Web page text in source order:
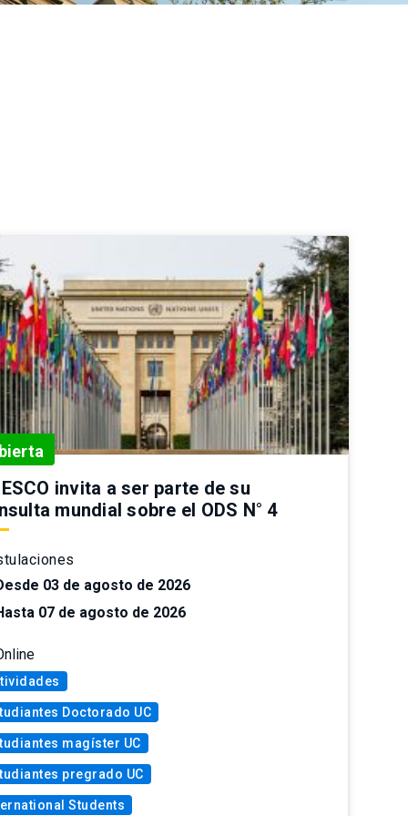
invita a ser parte de su
mundial sobre el ODS N° 4
03 de agosto de 2026
07 de agosto de 2026
Doctorado UC
magíster UC
pregrado UC
Students